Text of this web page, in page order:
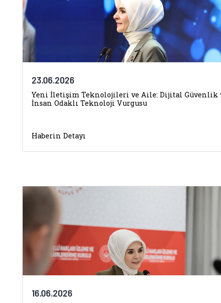
23.06.2026
Yeni İletişim Teknolojileri ve Aile: Dijital Güvenlik
İnsan Odaklı Teknoloji Vurgusu
Haberin Detayı
16.06.2026